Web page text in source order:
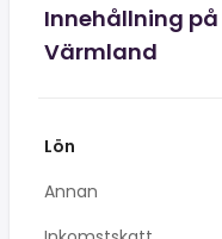
Innehållning på
Värmland
Lön
Annan